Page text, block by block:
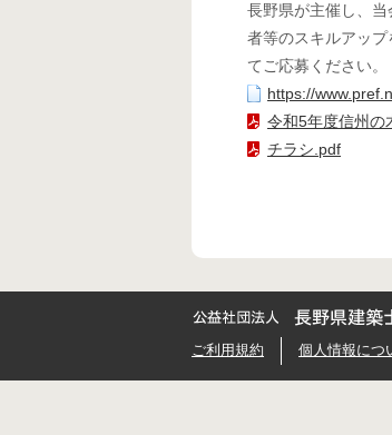
長野県が主催し、
者等のスキルアッ
てご応募ください。
https://
令和5年度信州の
チラシ.pdf
ご利用規約
個人情報につ